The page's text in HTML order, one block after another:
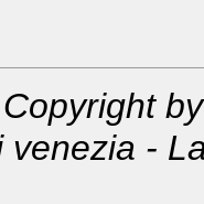
Copyright
venezia -